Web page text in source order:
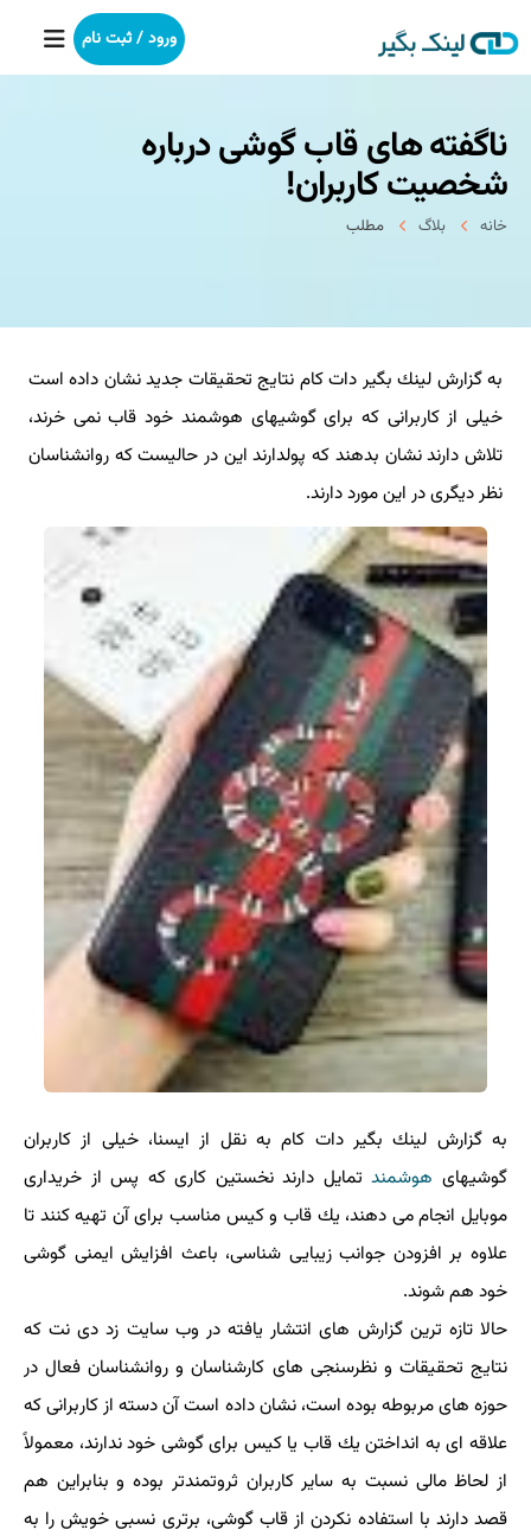
خانه
بکلینک
خدمات ما
درباره ما
آموزش
ورود / ثبت نام
ناگفته های قاب گوشی درباره
شخصیت كاربران!
خانه بلاگ مطلب
به گزارش لینك بگیر دات كام نتایج تحقیقات جدید نشان داده است
خیلی از كاربرانی كه برای گوشیهای هوشمند خود قاب نمی خرند،
تلاش دارند نشان بدهند كه پولدارند این در حالیست كه روانشناسان
نظر دیگری در این مورد دارند.
به گزارش لینك بگیر دات كام به نقل از ایسنا، خیلی از كاربران
گوشیهای هوشمندتمایل دارند نخستین كاری كه پس از خریداری
موبایل انجام می دهند، یك قاب و كیس مناسب برای آن تهیه كنند تا
علاوه بر افزودن جوانب زیبایی شناسی، باعث افزایش ایمنی گوشی
خود هم شوند.
حالا تازه ترین گزارش های انتشار یافته در وب سایت زد دی نت كه
نتایج تحقیقات و نظرسنجی های كارشناسان و روانشناسان فعال در
حوزه های مربوطه بوده است، نشان داده است آن دسته از كاربرانی كه
علاقه ای به انداختن یك قاب یا كیس برای گوشی خود ندارند، معمولاً
از لحاظ مالی نسبت به سایر كاربران ثروتمندتر بوده و بنابراین هم
قصد دارند با استفاده نكردن از قاب گوشی، برتری نسبی خویش را به